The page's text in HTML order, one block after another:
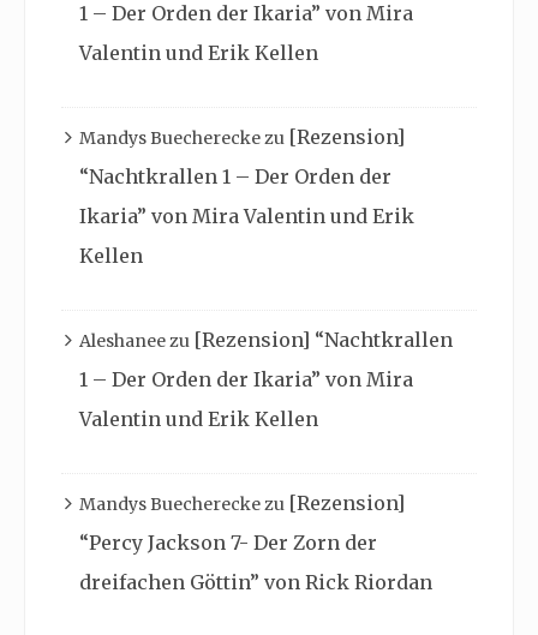
1 – Der Orden der Ikaria” von Mira
Valentin und Erik Kellen
Mandys Buechereckezu [Rezension]
“Nachtkrallen 1 – Der Orden der
Ikaria” von Mira Valentin und Erik
Kellen
Aleshaneezu [Rezension] “Nachtkrallen
1 – Der Orden der Ikaria” von Mira
Valentin und Erik Kellen
Mandys Buechereckezu [Rezension]
“Percy Jackson 7- Der Zorn der
dreifachen Göttin” von Rick Riordan